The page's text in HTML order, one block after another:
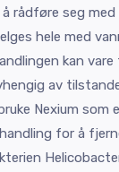
rådføre seg med
hele med
kan
av
Nexium som
for å